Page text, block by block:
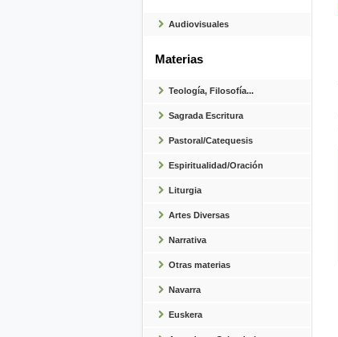
Audiovisuales
Materias
Teología, Filosofía...
Sagrada Escritura
Pastoral/Catequesis
Espiritualidad/Oración
Liturgia
Artes Diversas
Narrativa
Otras materias
Navarra
Euskera